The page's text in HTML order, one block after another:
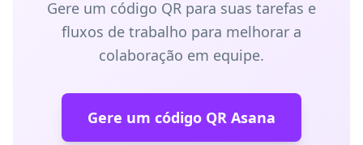
Gere um código QR para suas tarefas e
fluxos de trabalho para melhorar a
colaboração em equipe.
Gere um código QR Asana